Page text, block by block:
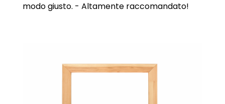
modo giusto. - Altamente raccomandato!